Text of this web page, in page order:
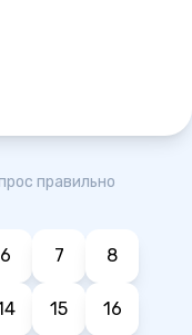
правильно
6 7 8
15 16